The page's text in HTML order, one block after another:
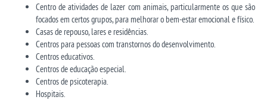
Centro de atividades de lazer com animais, particularmente os que são
focados em certos grupos, para melhorar o bem-estar emocional e físico.
Casas de repouso, lares e residências.
Centros para pessoas com transtornos do desenvolvimento.
Centros educativos.
Centros de educação especial.
Centros de psicoterapia.
Hospitais.